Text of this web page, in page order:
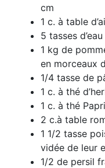
cm
1 c. à table
5 tasses d’eau
1 kg de
en morceaux
1/4 tasse de
1 c. à thé
1 c. à thé
2 c.à table
1 1/2 tasse
vidée de leur
1/2 de persil